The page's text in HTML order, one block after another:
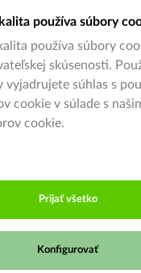
používa súbory
používa súbory
skúsenosti.
súhlas s
cookie v súlade s
cookie.
Prijať všetko
Konfigurovať